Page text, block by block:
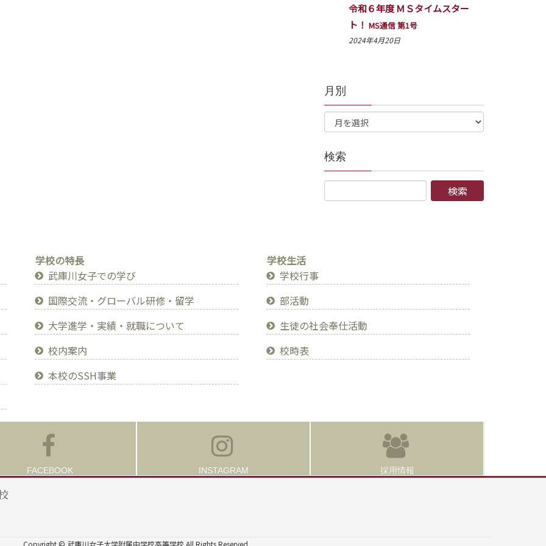
令和６年度 ＭＳタイムスター
ト！ MS通信 第1号
2024年4月20日
月別
検索
学校の特長
武庫川女子での学び
国際交流・グローバル研修・留学
大学進学・実績・就職について
校内案内
本校のSSH事業
学校生活
学校行事
部活動
生徒の社会奉仕活動
校時表
FACEBOOK INSTAGRAM 採用情報